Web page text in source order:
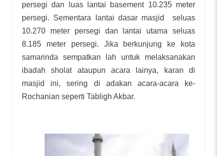
persegi dan luas lantai basement 10.235 meter
persegi. Sementara lantai dasar masjid seluas
10.270 meter persegi dan lantai utama seluas
8.185 meter persegi. Jika berkunjung ke kota
samarinda sempatkan lah untuk melaksanakan
ibadah sholat ataupun acara lainya, karan di
masjid ini, sering di adakan acara-acara ke-
Rochanian seperti Tabligh Akbar.